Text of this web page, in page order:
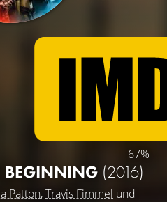
67%
BEGINNING (2016)
Patton,Travis Fimmel und